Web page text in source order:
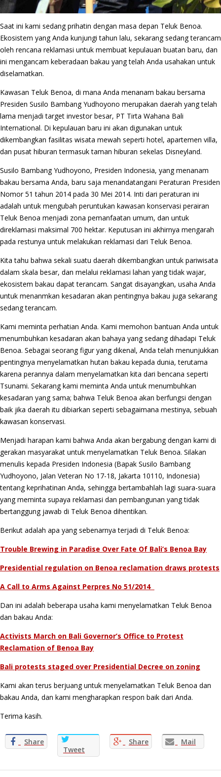
Saat ini kami sedang prihatin dengan masa depan Teluk Benoa.
Ekosistem yang Anda kunjungi tahun lalu, sekarang sedang terancam
oleh rencana reklamasi untuk membuat kepulauan buatan baru, dan
ini mengancam keberadaan bakau yang telah Anda usahakan untuk
diselamatkan.
Kawasan Teluk Benoa, di mana Anda menanam bakau bersama
Presiden Susilo Bambang Yudhoyono merupakan daerah yang telah
lama menjadi target investor besar, PT Tirta Wahana Bali
International. Di kepulauan baru ini akan digunakan untuk
dikembangkan fasilitas wisata mewah seperti hotel, apartemen villa,
dan pusat hiburan termasuk taman hiburan sekelas Disneyland.
Susilo Bambang Yudhoyono, Presiden Indonesia, yang menanam
bakau bersama Anda, baru saja menandatangani Peraturan Presiden
Nomor 51 tahun 2014 pada 30 Mei 2014. Inti dari peraturan ini
adalah untuk mengubah peruntukan kawasan konservasi perairan
Teluk Benoa menjadi zona pemanfaatan umum, dan untuk
direklamasi maksimal 700 hektar. Keputusan ini akhirnya mengarah
pada restunya untuk melakukan reklamasi dari Teluk Benoa.
Kita tahu bahwa sekali suatu daerah dikembangkan untuk pariwisata
dalam skala besar, dan melalui reklamasi lahan yang tidak wajar,
ekosistem bakau dapat terancam. Sangat disayangkan, usaha Anda
untuk menanmkan kesadaran akan pentingnya bakau juga sekarang
sedang terancam.
Kami meminta perhatian Anda. Kami memohon bantuan Anda untuk
menumbuhkan kesadaran akan bahaya yang sedang dihadapi Teluk
Benoa. Sebagai seorang figur yang dikenal, Anda telah menunjukkan
pentingnya menyelamatkan hutan bakau kepada dunia, terutama
karena perannya dalam menyelamatkan kita dari bencana seperti
Tsunami. Sekarang kami meminta Anda untuk menumbuhkan
kesadaran yang sama; bahwa Teluk Benoa akan berfungsi dengan
baik jika daerah itu dibiarkan seperti sebagaimana mestinya, sebuah
kawasan konservasi.
Menjadi harapan kami bahwa Anda akan bergabung dengan kami di
gerakan masyarakat untuk menyelamatkan Teluk Benoa. Silakan
menulis kepada Presiden Indonesia (Bapak Susilo Bambang
Yudhoyono, Jalan Veteran No 17-18, Jakarta 10110, Indonesia)
tentang keprihatinan Anda, sehingga bertambahlah lagi suara-suara
yang meminta supaya reklamasi dan pembangunan yang tidak
bertanggung jawab di Teluk Benoa dihentikan.
Berikut adalah apa yang sebenarnya terjadi di Teluk Benoa:
Trouble Brewing in Paradise Over Fate Of Bali’s Benoa Bay
Presidential regulation on Benoa reclamation draws protests
A Call to Arms Against Perpres No 51/2014
Dan ini adalah beberapa usaha kami menyelamatkan Teluk Benoa
dan bakau Anda:
Activists March on Bali Governor’s Office to Protest
Reclamation of Benoa Bay
Bali protests staged over Presidential Decree on zoning
Kami akan terus berjuang untuk menyelamatkan Teluk Benoa dan
bakau Anda, dan kami mengharapkan respon baik dari Anda.
Terima kasih.
Share
Tweet
Share Mail